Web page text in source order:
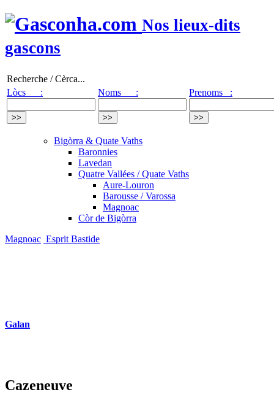
Nos lieux-dits
gascons
Recherche / Cèrca...
Lòcs :
Noms : Prenoms :
Bigòrra & Quate Vaths
Baronnies
Lavedan
Quatre Vallées / Quate Vaths
Aure-Louron
Barousse / Varossa
Magnoac
Còr de Bigòrra
Magnoac Esprit Bastide
Galan
Cazeneuve